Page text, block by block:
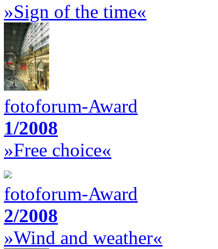
»Sign of the time«
fotoforum-Award
1/2008
»Free choice«
fotoforum-Award
2/2008
»Wind and weather«